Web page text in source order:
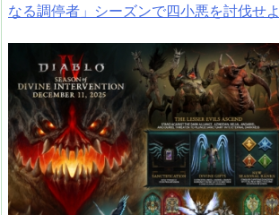
なる調停者」シーズンで四小悪を討伐せよ